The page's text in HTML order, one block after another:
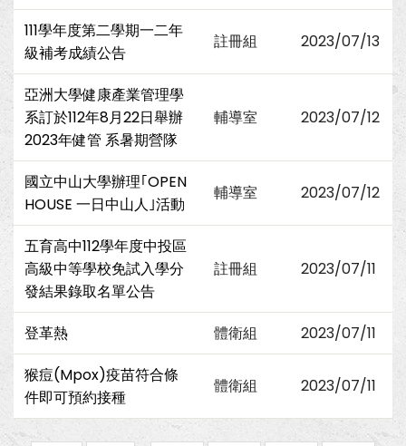
111學年度第二學期一二年
級補考成績公告
註冊組 2023/07/13
亞洲大學健康產業管理學
系訂於112年8月22日舉辦
2023年健管 系暑期營隊
輔導室 2023/07/12
國立中山大學辦理｢OPEN
HOUSE 一日中山人｣活動
輔導室 2023/07/12
五育高中112學年度中投區
高級中等學校免試入學分
發結果錄取名單公告
註冊組 2023/07/11
登革熱 體衛組
2023/07/11
猴痘(Mpox)疫苗符合條
件即可預約接種
體衛組 2023/07/11